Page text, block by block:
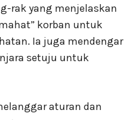
rak yang menjelaskan
korban untuk
Ia juga mendengar
setuju untuk
aturan dan